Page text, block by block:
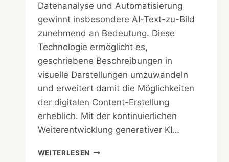
Datenanalyse und Automatisierung
gewinnt insbesondere AI-Text-zu-Bild
zunehmend an Bedeutung. Diese
Technologie ermöglicht es,
geschriebene Beschreibungen in
visuelle Darstellungen umzuwandeln
und erweitert damit die Möglichkeiten
der digitalen Content-Erstellung
erheblich. Mit der kontinuierlichen
Weiterentwicklung generativer KI…
WEITERLESEN AI-